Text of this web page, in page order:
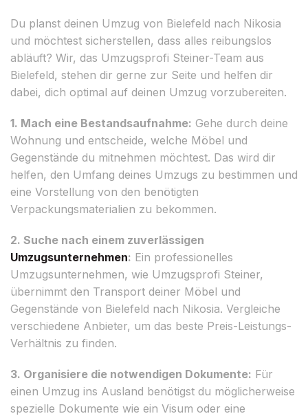
Du planst deinen Umzug von Bielefeld nach Nikosia
und möchtest sicherstellen, dass alles reibungslos
abläuft? Wir, das Umzugsprofi Steiner-Team aus
Bielefeld, stehen dir gerne zur Seite und helfen dir
dabei, dich optimal auf deinen Umzug vorzubereiten.
1. Mach eine Bestandsaufnahme: Gehe durch deine
Wohnung und entscheide, welche Möbel und
Gegenstände du mitnehmen möchtest. Das wird dir
helfen, den Umfang deines Umzugs zu bestimmen und
eine Vorstellung von den benötigten
Verpackungsmaterialien zu bekommen.
2. Suche nach einem zuverlässigen
Umzugsunternehmen: Ein professionelles
Umzugsunternehmen, wie Umzugsprofi Steiner,
übernimmt den Transport deiner Möbel und
Gegenstände von Bielefeld nach Nikosia. Vergleiche
verschiedene Anbieter, um das beste Preis-Leistungs-
Verhältnis zu finden.
3. Organisiere die notwendigen Dokumente: Für
einen Umzug ins Ausland benötigst du möglicherweise
spezielle Dokumente wie ein Visum oder eine